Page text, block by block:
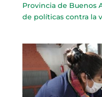
Provincia de Buenos
de políticas contra la